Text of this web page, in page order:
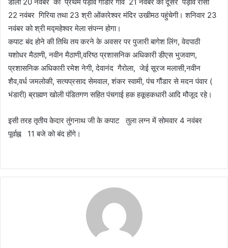
22 नवंबर गिरिया तथा 23 श्री ओंकारेश्वर मंदिर उखीमठ पहुंचेगी। शनिवार 23
नवंबर को श्री मद्महेश्वर मेला संपन्न होगा।
कपाट बंद होने की तिथि तय करने के अवसर पर पुजारी बागेश लिंग, वेदपाठी
यशोधर मैठाणी, नवीन मैठाणी,वरिष्ठ प्रशासनिक अधिकारी डीएस भुजवाण,
प्रशासनिक अधिकारी रमेश नेगी, देवानंद गैरोला, जेई सूरज मलासी,नवीन
शैव,वर्ध जमलोकी, सत्यप्रसाद सेमवाल, शंकर स्वामी, पंच गौंडार से मदन पंवार (
भंडारी) ब्राह्मण खोली पंडितगण सहित पंचगाई हक हकूहकधारी आदि मौजूद रहे।
इसी तरह तृतीय केदार तुंगनाथ जी के कपाट तुला लग्न में सोमवार 4 नवंबर
पूर्वाह्न 11 बजे को बंद होंगे।